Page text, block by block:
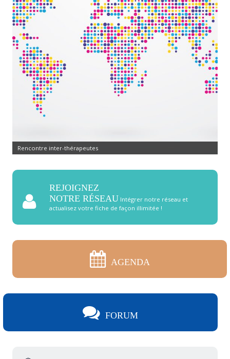
Rencontre inter-thérapeutes
REJOIGNEZ
NOTRE RÉSEAU Intégrer notre réseau et
actualisez votre fiche de façon illimitée !
AGENDA
FORUM